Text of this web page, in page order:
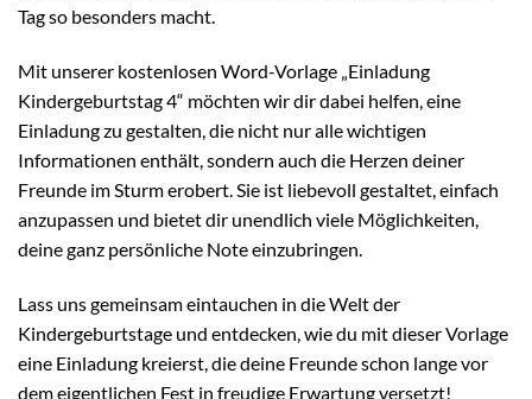
Tag so besonders macht.
Mit unserer kostenlosen Word-Vorlage „Einladung
Kindergeburtstag 4“ möchten wir dir dabei helfen, eine
Einladung zu gestalten, die nicht nur alle wichtigen
Informationen enthält, sondern auch die Herzen deiner
Freunde im Sturm erobert. Sie ist liebevoll gestaltet, einfach
anzupassen und bietet dir unendlich viele Möglichkeiten,
deine ganz persönliche Note einzubringen.
Lass uns gemeinsam eintauchen in die Welt der
Kindergeburtstage und entdecken, wie du mit dieser Vorlage
eine Einladung kreierst, die deine Freunde schon lange vor
dem eigentlichen Fest in freudige Erwartung versetzt!